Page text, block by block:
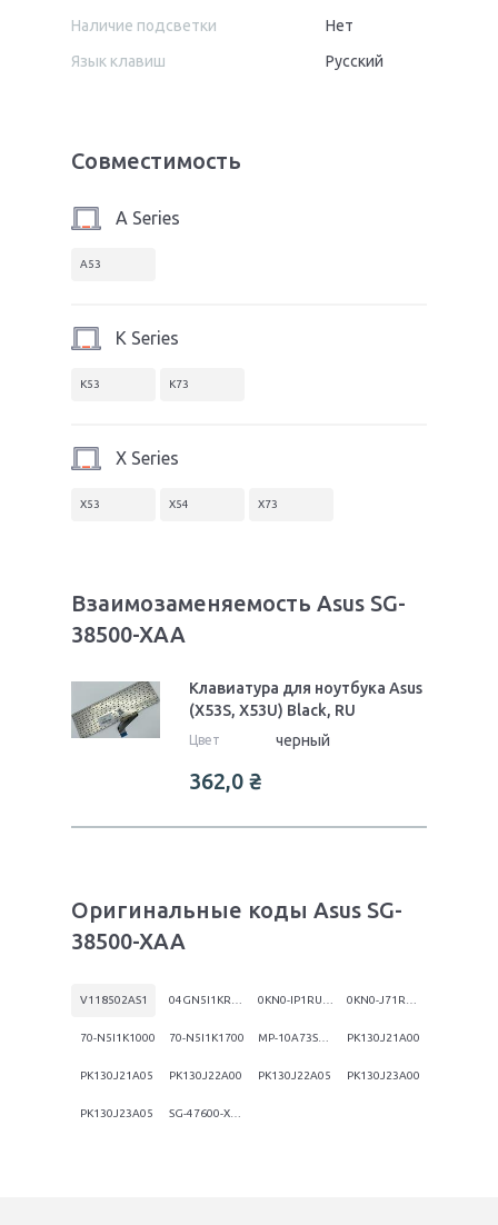
Наличие подсветки
Нет
Язык клавиш
Русский
Совместимость
A Series
A53
K Series
K53 K73
X Series
X53 X54 X73
Взаимозаменяемость Asus SG-
38500-XAA
Клавиатура для ноутбука Asus
(X53S, X53U) Black, RU
Цвет черный
362,0 ₴
Оригинальные коды Asus SG-
38500-XAA
V118502AS1
70-N5I1K1000 70-N5I1K1700 PK130J21A00
PK130J21A05 PK130J22A00 PK130J22A05 PK130J23A00
PK130J23A05